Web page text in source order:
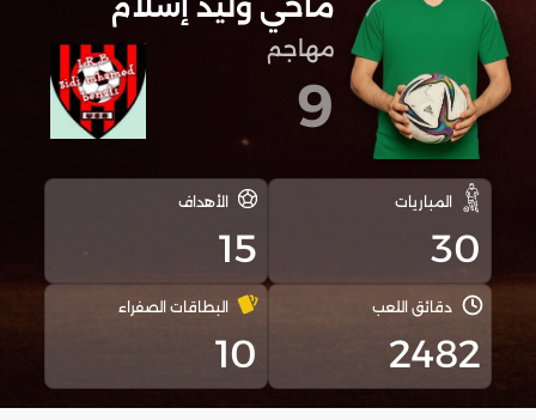
مهاجم
9
المباريات
30
الأهداف
15
دقائق اللعب
2482
البطاقات الصفراء
10